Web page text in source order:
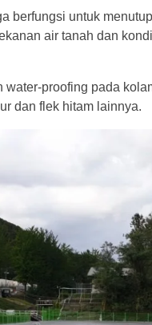
berfungsi untuk
air tanah dan
proofing pada
dan flek hitam lainnya.